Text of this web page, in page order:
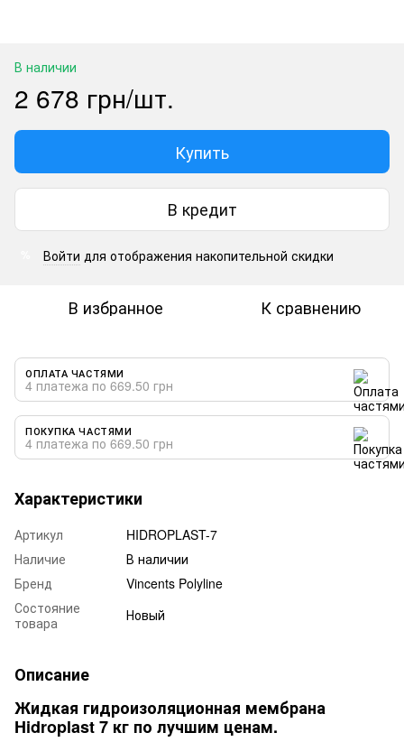
В наличии
2 678 грн/шт.
Купить
В кредит
Войти для отображения накопительной скидки
В избранное К сравнению
ОПЛАТА ЧАСТЯМИ
4 платежа по 669.50 грн
ПОКУПКА ЧАСТЯМИ
4 платежа по 669.50 грн
Характеристики
Артикул
HIDROPLAST-7
Наличие
В наличии
Бренд
Vincents Polyline
Состояние
товара
Новый
Описание
Жидкая гидроизоляционная мембрана
Hidroplast 7 кг по лучшим ценам.